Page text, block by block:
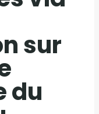
sur
du